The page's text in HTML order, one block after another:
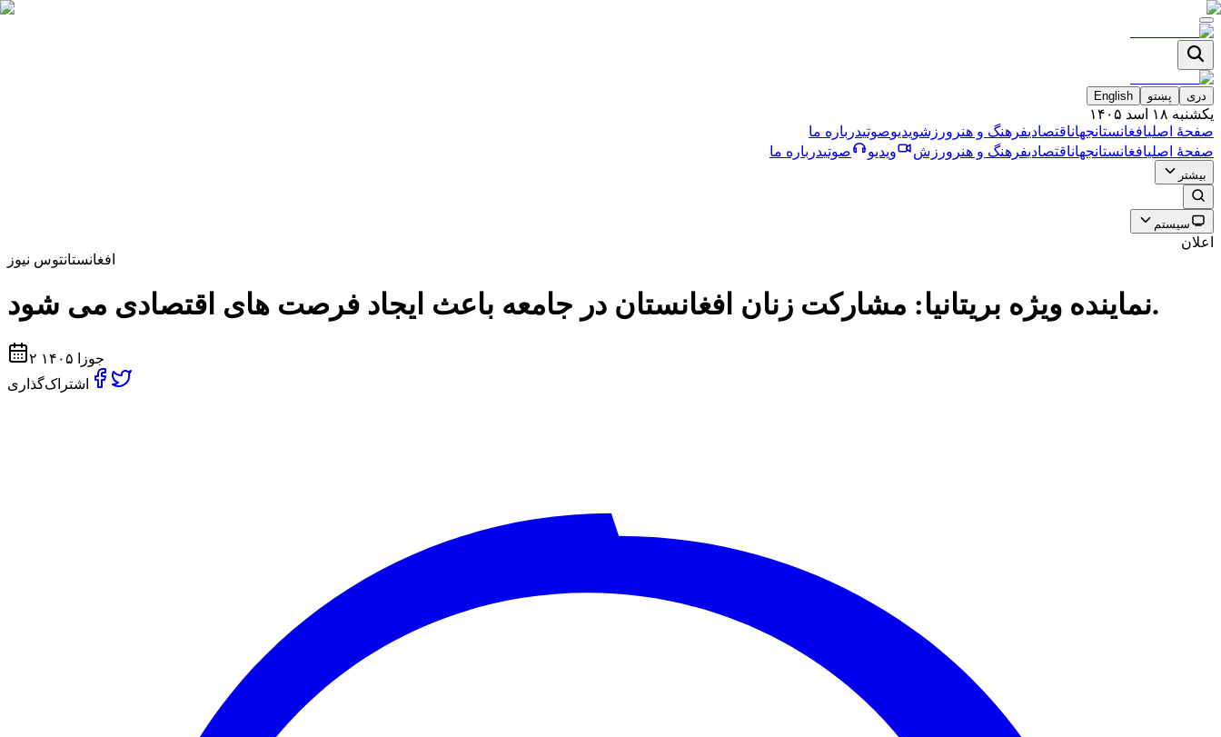
دری پښتو English
یکشنبه ۱۸ اسد ۱۴۰۵
صفحۀ اصلیافغانستانجهاناقتصادیفرهنگ و هنر ورزشویدیوصوتیدرباره ما
صفحۀ اصلیافغانستانجهاناقتصادیفرهنگ و هنر ورزش ویدیو صوتیدرباره ما
بیشتر
سیستم
اعلان
افغانستانتوس نیوز
نماينده ويژه بريتانيا: مشاركت زنان افغانستان در جامعه باعث ايجاد فرصت هاى اقتصادى مى شود.
۲ جوزا ۱۴۰۵
اشتراک‌گذاری